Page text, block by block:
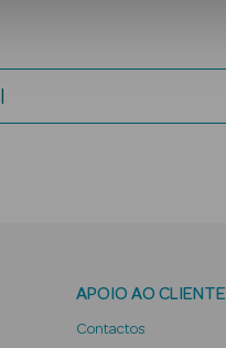
APOIO AO CLIENTE
Contactos